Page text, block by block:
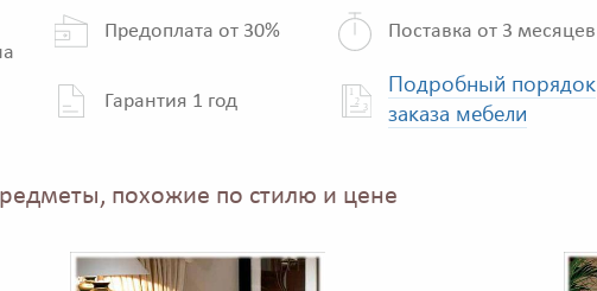
Предоплата от 30% Поставка от 3 месяцев
Гарантия 1 год
Подробный порядок
заказа мебели
похожие по стилю и цене